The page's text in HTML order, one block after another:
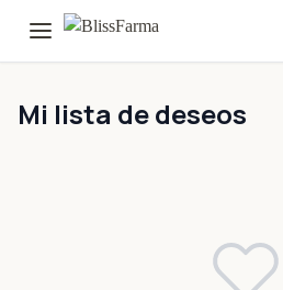
Mi lista de deseos